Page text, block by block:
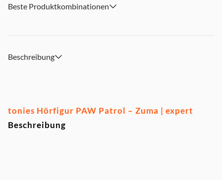
Achtung. Nicht für Kinder unter 36 Monaten geeignet.
Beste Produktkombinationen
Beschreibung
tonies Hörfigur PAW Patrol – Zuma | expert
Beschreibung